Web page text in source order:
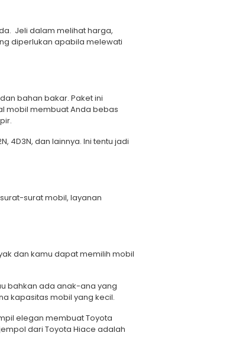
Jeli dalam melihat harga,
diperlukan apabila melewati
bahan bakar. Paket ini
mobil membuat Anda bebas
4D3N, dan lainnya. Ini tentu jadi
surat mobil, layanan
dan kamu dapat memilih mobil
bahkan ada anak-ana yang
kapasitas mobil yang kecil.
elegan membuat Toyota
dari Toyota Hiace adalah